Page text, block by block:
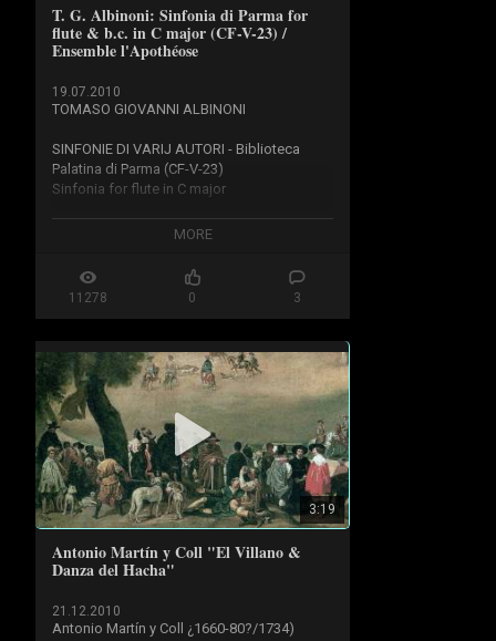
Marc Minkowski (conductor)
T. G. Albinoni: Sinfonia di Parma for
flute & b.c. in C major (CF-V-23) /
Ensemble l'Apothéose
19.07.2010
TOMASO GIOVANNI ALBINONI
SINFONIE DI VARIJ AUTORI - Biblioteca
Palatina di Parma (CF-V-23)
Sinfonia for flute in C major
III. Allegro - 2:20
Enrico Di Felice (traversiere)
Ensemble L'Apothéose / Enrico Di Felice
http://apotheose.info/
1996
Dulcimer 33441 - DDD
[on authentic instruments]
MORE
11278 0 3
3:19
Antonio Martín y Coll "El Villano &
Danza del Hacha"
21.12.2010
Antonio Martín y Coll ¿1660-80?/1734)